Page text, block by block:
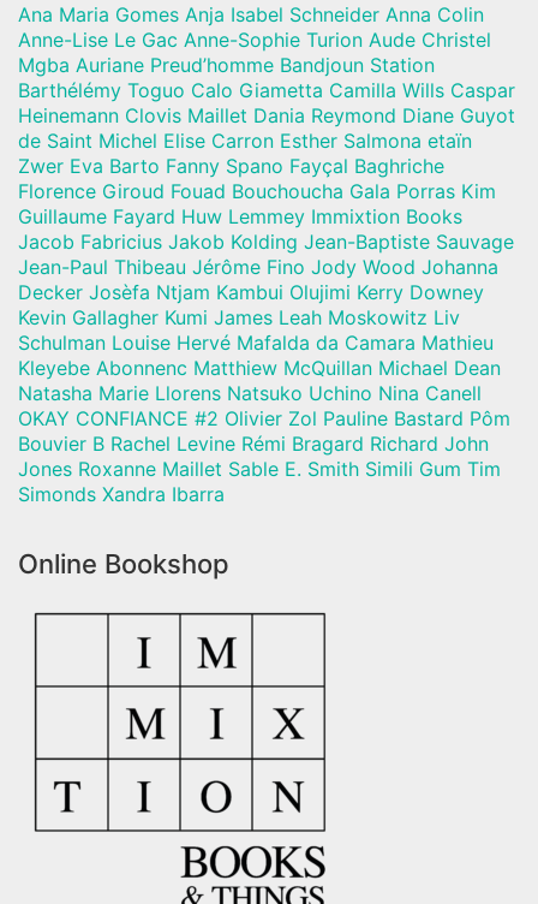
Ana Maria Gomes Anja Isabel Schneider Anna Colin
Anne-Lise Le Gac Anne-Sophie Turion Aude Christel
Mgba Auriane Preud’homme Bandjoun Station
Barthélémy Toguo Calo Giametta Camilla Wills Caspar
Heinemann Clovis Maillet Dania Reymond Diane Guyot
de Saint Michel Elise Carron Esther Salmona etaïn
Zwer Eva Barto Fanny Spano Fayçal Baghriche
Florence Giroud Fouad Bouchoucha Gala Porras Kim
Guillaume Fayard Huw Lemmey Immixtion Books
Jacob Fabricius Jakob Kolding Jean-Baptiste Sauvage
Jean-Paul Thibeau Jérôme Fino Jody Wood Johanna
Decker Josèfa Ntjam Kambui Olujimi Kerry Downey
Kevin Gallagher Kumi James Leah Moskowitz Liv
Schulman Louise Hervé Mafalda da Camara Mathieu
Kleyebe Abonnenc Matthiew McQuillan Michael Dean
Natasha Marie Llorens Natsuko Uchino Nina Canell
OKAY CONFIANCE #2 Olivier Zol Pauline Bastard Pôm
Bouvier B Rachel Levine Rémi Bragard Richard John
Jones Roxanne Maillet Sable E. Smith Simili Gum Tim
Simonds Xandra Ibarra
Online Bookshop